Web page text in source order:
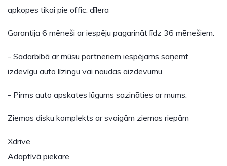
apkopes tikai pie offic. dīlera
Garantija 6 mēneši ar iespēju pagarināt līdz 36 mēnešiem.
- Sadarbībā ar mūsu partneriem iespējams saņemt
izdevīgu auto līzingu vai naudas aizdevumu.
- Pirms auto apskates lūgums sazināties ar mums.
Ziemas disku komplekts ar svaigām ziemas riepām
Xdrive
Adaptīvā piekare